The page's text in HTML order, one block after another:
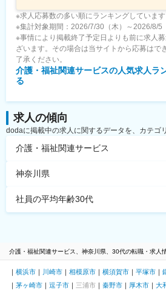
※求人応募数の多い順にランキングしています
※集計対象期間：2026/7/30（木）～2026/8/5
※事情により掲載終了予定日よりも前に求人
ざいます。その場合は当サイトから応募はで
了承ください。
介護・福祉関連サービスの人気求人ラ
る
求人の傾向
dodaに掲載中の求人に関するデータを、カテゴ
介護・福祉関連サービス
神奈川県
社員の平均年齢30代
介護・福祉関連サービス、神奈川県、30代の転職・求人
横浜市 川崎市 相模原市 横須賀市 平塚市
茅ヶ崎市
逗子市 三浦市 秦野市 厚木市 大